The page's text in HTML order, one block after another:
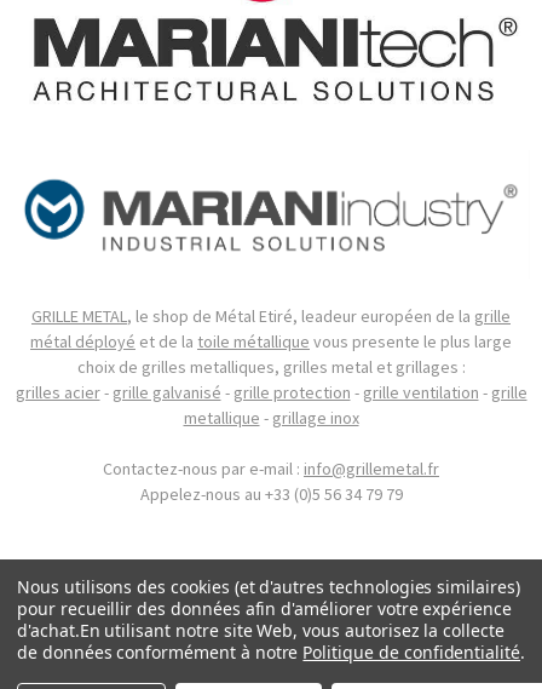
GRILLE METAL , le shop de Métal Etiré, leadeur européen de la grille
métal déployé et de la toile métallique vous presente le plus large
choix de grilles metalliques, grilles metal et grillages :
grilles acier- grille galvanisé - grille protection - grille ventilation - grille
metallique - grillage inox
Contactez-nous par e-mail : info@grillemetal.fr
Appelez-nous au +33 (0)5 56 34 79 79
Nous utilisons des cookies (et d'autres technologies similaires)
pour recueillir des données afin d'améliorer votre expérience
d'achat.En utilisant notre site Web, vous autorisez la collecte
de données conformément à notre Politique de confidentialité.